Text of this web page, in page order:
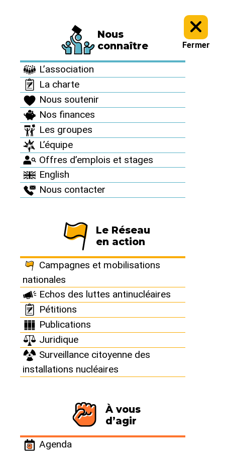
Nous
connaître
L’association
La charte
Nous soutenir
Nos finances
Les groupes
L’équipe
Offres d’emplois et stages
English
Nous contacter
Le Réseau
en action
Campagnes et mobilisations
nationales
Echos des luttes antinucléaires
Pétitions
Publications
Juridique
Surveillance citoyenne des
installations nucléaires
À vous
d’agir
Agenda
Fermer
Informez vous > Des accidents nucléaires partout >
Des accidents
nucléaires partout
Filtrer par :
En dehors de catastrophes telles que celles de
Tchernobyl et de Fukushima, les médias ne
relaient pas, ou peu, les incidents et accidents
qui surviennent régulièrement au sein des